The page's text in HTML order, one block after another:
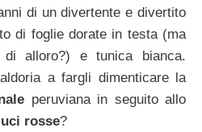
di un divertente e divertito
di foglie dorate in testa (ma
di alloro?) e tunica bianca.
a fargli dimenticare la
peruviana in seguito allo
rosse?